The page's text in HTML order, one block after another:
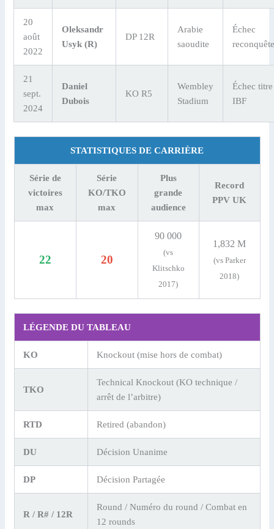
20
août
2022
Oleksandr
Usyk (R)
DP 12R
Arabie
saoudite
Échec
21
sept.
2024
Daniel
Dubois
KO R5
Wembley
Stadium
Échec titre
IBF
STATISTIQUES DE CARRIÈRE
Série de
victoires
max
Série
KO/TKO
max
Plus
grande
audience
Record
PPV UK
22 20
90 000
(vs
Klitschko
2017)
1,832 M
(vs Parker
2018)
LÉGENDE DU TABLEAU
KO Knockout (mise hors de combat)
TKO
Technical Knockout (KO technique /
arrêt de l’arbitre)
RTD Retired (abandon)
DU Décision Unanime
DP Décision Partagée
R / R# / 12R
Round / Numéro du round / Combat en
12 rounds